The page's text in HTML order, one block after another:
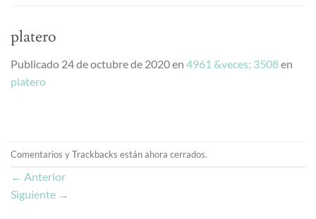
platero
Publicado 24 de octubre de 2020en 4961 &veces; 3508en
platero
Comentarios y Trackbacks están ahora cerrados.
← Anterior
Siguiente →